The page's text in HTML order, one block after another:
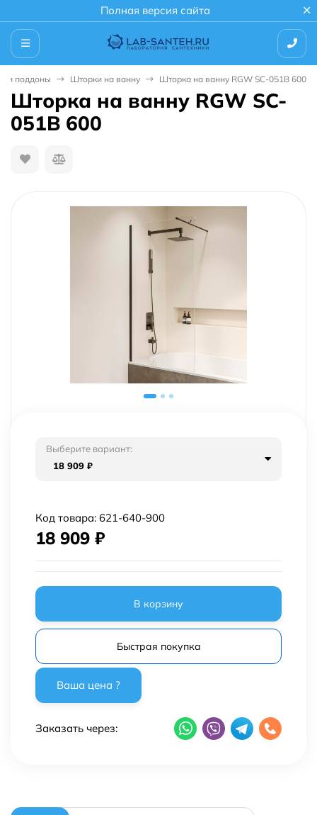
Полная версия сайта
и поддоны Шторки на ванну Шторка на ванну RGW SC-051B 600
Шторка на ванну RGW SC-
051B 600
Выберите вариант:
18 909 ₽
Код товара: 621-640-900
18 909 ₽
В корзину
Быстрая покупка
Заказать через: